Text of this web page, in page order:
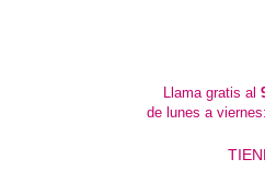
Llama gratis al
de lunes a